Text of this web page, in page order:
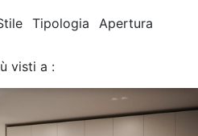
Tipologia Apertura
visti a :